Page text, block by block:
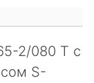
2/080 T с
S-